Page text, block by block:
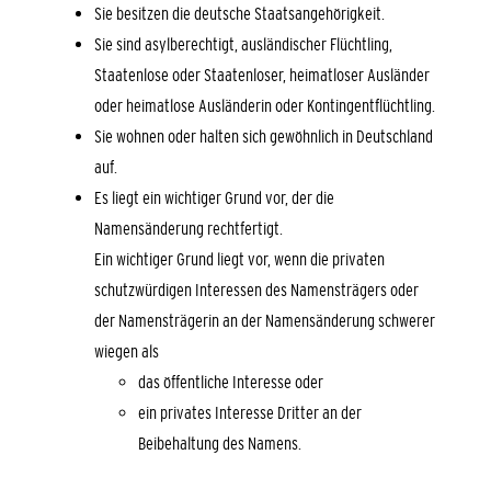
Sie besitzen die deutsche Staatsangehörigkeit.
Sie sind asylberechtigt, ausländischer Flüchtling,
Staatenlose oder Staatenloser, heimatloser Ausländer
oder heimatlose Ausländerin oder Kontingentflüchtling.
Sie wohnen oder halten sich gewöhnlich in Deutschland
auf.
Es liegt ein wichtiger Grund vor, der die
Namensänderung rechtfertigt.
Ein wichtiger Grund liegt vor, wenn die privaten
schutzwürdigen Interessen des Namensträgers oder
der Namensträgerin an der Namensänderung schwerer
wiegen als
das öffentliche Interesse oder
ein privates Interesse Dritter an der
Beibehaltung des Namens.